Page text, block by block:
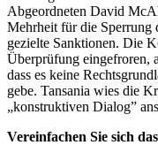
Abgeordneten David
Mehrheit für die Sperrung
gezielte Sanktionen. Die
Überprüfung eingefroren,
dass es keine
gebe. Tansania wies die
„konstruktiven Dialog”
Vereinfachen Sie sich